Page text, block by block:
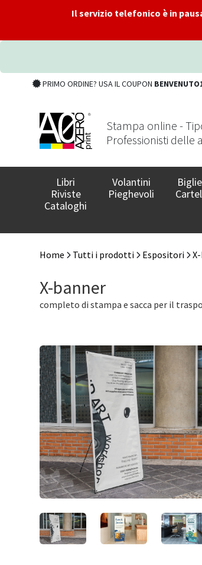
Il servizio telefonico è in
PRIMO ORDINE? USA IL COUPON
Stampa online -
Professionisti delle
Libri
Riviste
Cataloghi
Volantini
Pieghevoli
Home Tutti i prodotti Espositori
X-banner
completo di stampa e sacca per il